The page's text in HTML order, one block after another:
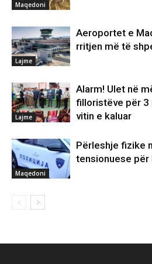
Maqedoni
Lajme
Aeroportet e
rritjen më të
Lajme
Alarm! Ulet në
filloristëve për 3
vitin e kaluar
Maqedoni
Përleshje fizike
tensionuese për